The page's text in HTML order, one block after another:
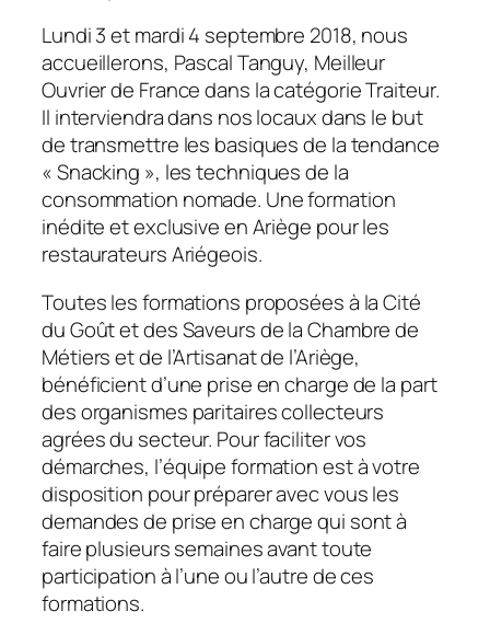
Lundi 3 et mardi 4 septembre 2018, nous
accueillerons, Pascal Tanguy, Meilleur
Ouvrier de France dans la catégorie Traiteur.
Il interviendra dans nos locaux dans le but
de transmettre les basiques de la tendance
«Snacking », les techniques de la
consommation nomade. Une formation
inédite et exclusive en Ariège pour les
restaurateurs Ariégeois.
Toutes les formations proposées à la Cité
du Goût et des Saveurs de la Chambre de
Métiers et de l’Artisanat de l’Ariège,
bénéficient d’une prise en charge de la part
des organismes paritaires collecteurs
agrées du secteur. Pour faciliter vos
démarches, l’équipe formation est à votre
disposition pour préparer avec vous les
demandes de prise en charge qui sont à
faire plusieurs semaines avant toute
participation à l’une ou l’autre de ces
formations.